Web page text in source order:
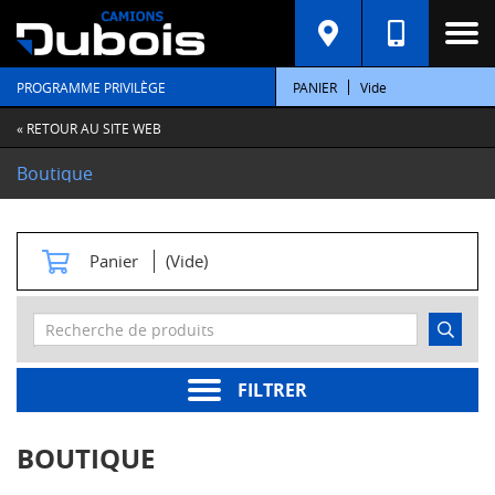
PROGRAMME PRIVILÈGE PANIER Vide
« RETOUR AU SITE WEB
Boutique
Panier (Vide)
FILTRER
C
A
T
É
G
O
R
E
S
t
e
r
moteur
BOUTIQUE